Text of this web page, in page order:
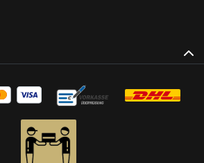
– öffnet in neuem Tab
vorbei – öffnet in neuem Tab
mit uns auf LinkedIn – öffnet in